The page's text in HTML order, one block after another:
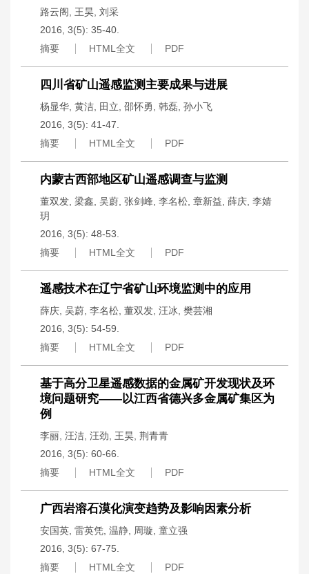
路云阁 王昊 刘采
2016, 3(5): 35-40.
摘要
HTML全文 PDF
四川省矿山遥感监测主要成果与进展
杨显华 黄洁 田立 邵怀勇 韩磊 孙小飞
2016, 3(5): 41-47.
摘要
HTML全文 PDF
内蒙古西部地区矿山遥感调查与监测
董双发 梁鑫 吴蔚 张剑峰 李名松 章新益 薛庆 李婧
玥
2016, 3(5): 48-53.
摘要
HTML全文 PDF
遥感技术在辽宁省矿山环境监测中的应用
薛庆 吴蔚 李名松 董双发 汪冰 樊芸湘
2016, 3(5): 54-59.
摘要
HTML全文 PDF
基于高分卫星遥感数据的金属矿开发现状及环
境问题研究——以江西省德兴多金属矿集区为
例
李丽 汪洁 汪劲 王昊 荆青青
2016, 3(5): 60-66.
摘要
HTML全文 PDF
广西岩溶石漠化演变趋势及影响因素分析
安国英 雷英凭 温静 周璇 童立强
2016, 3(5): 67-75.
摘要
HTML全文 PDF